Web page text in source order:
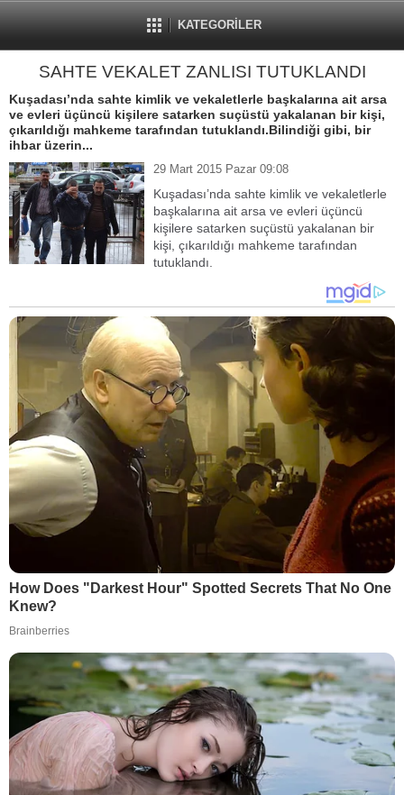
KATEGORİLER
SAHTE VEKALET ZANLISI TUTUKLANDI
Kuşadası’nda sahte kimlik ve vekaletlerle başkalarına ait arsa
ve evleri üçüncü kişilere satarken suçüstü yakalanan bir kişi,
çıkarıldığı mahkeme tarafından tutuklandı.Bilindiği gibi, bir
ihbar üzerin...
29 Mart 2015 Pazar 09:08
Kuşadası’nda sahte kimlik ve vekaletlerle
başkalarına ait arsa ve evleri üçüncü
kişilere satarken suçüstü yakalanan bir
kişi, çıkarıldığı mahkeme tarafından
tutuklandı.